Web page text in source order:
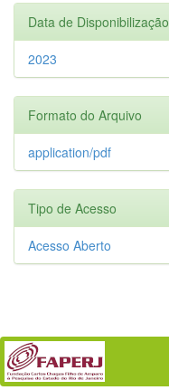
Data de Disponibilização
2023
Formato do Arquivo
application/pdf
Tipo de Acesso
Acesso Aberto